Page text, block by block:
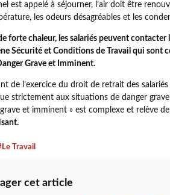
est appelé à séjourner, l’air doit être
les odeurs désagréables et les
forte chaleur, les salariés peuvent
Sécurité et Conditions de Travail qui sont
Grave et Imminent.
de l’exercice du droit de retrait des
strictement aux situations de danger
et imminent » est complexe et relève
Travail
cet article